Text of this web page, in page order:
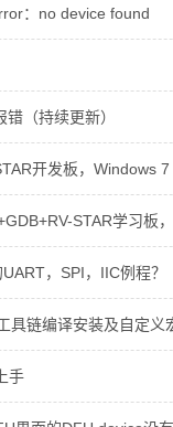
：no device found
（持续更新）
开发板，
STAR学习板
，SPI，IIC例程？
具链编译安装及自定义
手